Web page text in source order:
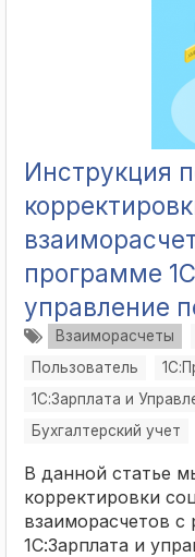
Инструкция
программе
управление
Взаиморасчеты
Пользователь
1С:Зарплата и
Бухгалтерский учет
В данной статье
корректировки
взаиморасчетов с
1С:Зарплата и